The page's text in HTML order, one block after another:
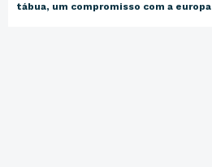
tábua, um compromisso com a europa